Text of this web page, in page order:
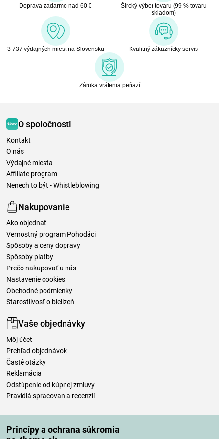
Princípy a ochrana súkromia
Doprava zadarmo nad 60 €
Široký výber tovaru (99 % tovaru
skladom)
3 737 výdajných miest na Slovensku Kvalitný zákaznícky servis
Záruka vrátenia peňazí
O spoločnosti
Kontakt
O nás
Výdajné miesta
Affiliate program
Nenech to být - Whistleblowing
Nakupovanie
Ako objednať
Vernostný program Pohodáci
Spôsoby a ceny dopravy
Spôsoby platby
Prečo nakupovať u nás
Nastavenie cookies
Obchodné podmienky
Starostlivosť o bielizeň
Vaše objednávky
Môj účet
Prehľad objednávok
Časté otázky
Reklamácia
Odstúpenie od kúpnej zmluvy
Pravidlá spracovania recenzií